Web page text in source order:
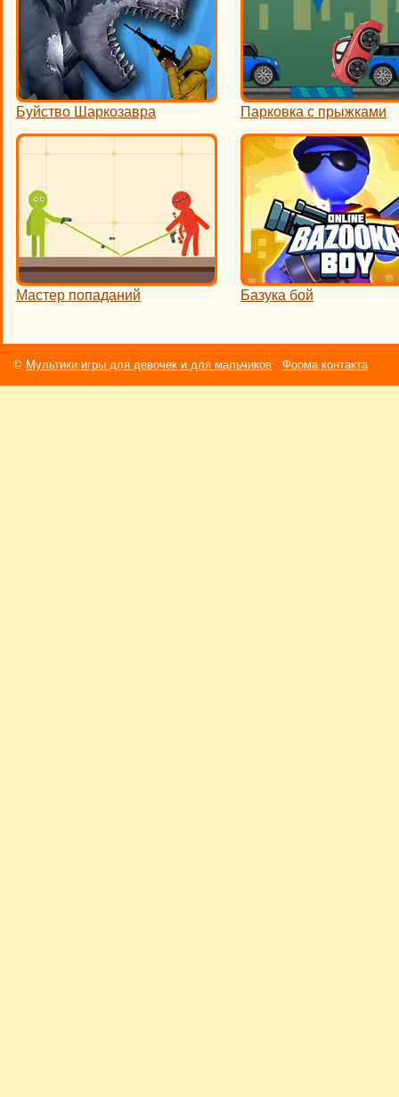
Буйство Шаркозавра Парковка с прыжками
Мастер попаданий Базука бой
© Мультики игры для девочек и для мальчиков Форма контакта